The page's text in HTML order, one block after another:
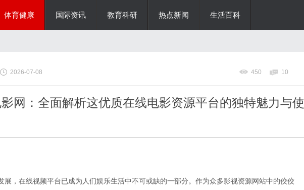
体育健康 国际资讯 教育科研 热点新闻 生活百科
2026-07-08 450 10
网：全面解析这优质在线电影资源平台的独特魅力与使
展，在线视频平台已成为人们娱乐生活中不可或缺的一部分。作为众多影视资源网站中的佼佼